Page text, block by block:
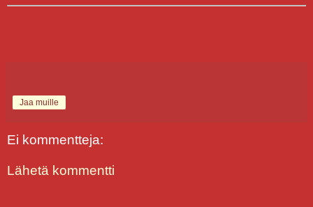
Jaa muille
Ei kommentteja:
Lähetä kommentti